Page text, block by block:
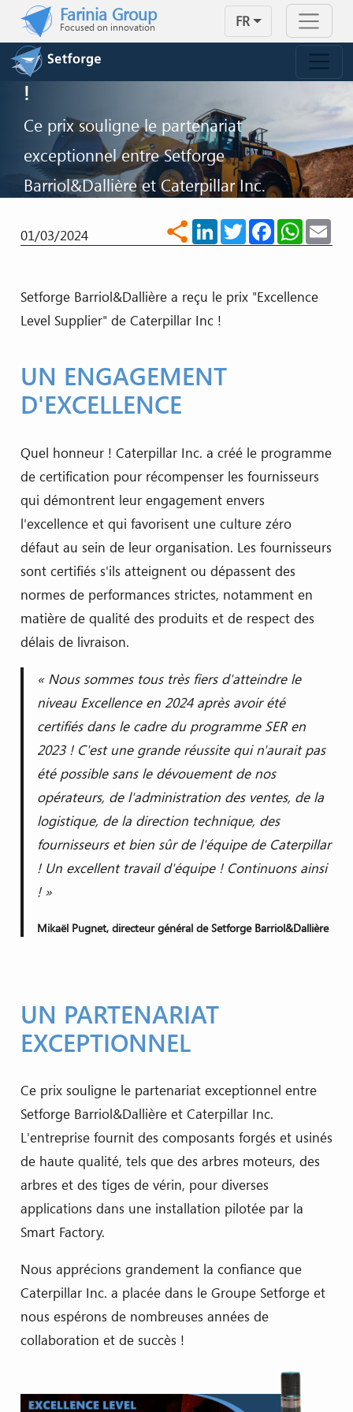
Skip to main content
Farinia Group
Focused on innovation FR
SETFORGE BARRIOL&DALLIÈRE
RÉCOMPENSÉ PAR CATERPILLAR
!
Ce prix souligne le partenariat
exceptionnel entre Setforge
Barriol&Dallière et Caterpillar Inc.
NOUS CONTACTER
01/03/2024 share LinkedInTwitterFacebook
Setforge Barriol&Dallière a reçu le prix "Excellence
Level Supplier" de Caterpillar Inc !
UN ENGAGEMENT
D'EXCELLENCE
Quel honneur ! Caterpillar Inc. a créé le programme
de certification pour récompenser les fournisseurs
qui démontrent leur engagement envers
l'excellence et qui favorisent une culture zéro
défaut au sein de leur organisation. Les fournisseurs
sont certifiés s'ils atteignent ou dépassent des
normes de performances strictes, notamment en
matière de qualité des produits et de respect des
délais de livraison.
« Nous sommes tous très fiers d'atteindre le
niveau Excellence en 2024 après avoir été
certifiés dans le cadre du programme SER en
2023 ! C'est une grande réussite qui n'aurait pas
été possible sans le dévouement de nos
opérateurs, de l'administration des ventes, de la
logistique, de la direction technique, des
fournisseurs et bien sûr de l'équipe de Caterpillar
! Un excellent travail d'équipe ! Continuons ainsi
! »
Mikaël Pugnet, directeur général de Setforge Barriol&Dallière
UN PARTENARIAT
EXCEPTIONNEL
Ce prix souligne le partenariat exceptionnel entre
Setforge Barriol&Dallière et Caterpillar Inc.
L'entreprise fournit des composants forgés et usinés
de haute qualité, tels que des arbres moteurs, des
arbres et des tiges de vérin, pour diverses
applications dans une installation pilotée par la
Smart Factory.
Nous apprécions grandement la confiance que
Caterpillar Inc. a placée dans le Groupe Setforge et
nous espérons de nombreuses années de
collaboration et de succès !